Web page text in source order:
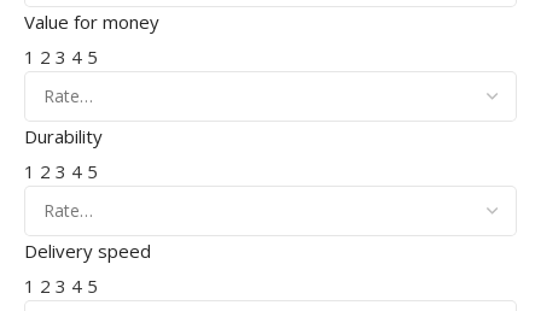
Value for money
1 2 3 4 5
Durability
1 2 3 4 5
Delivery speed
1 2 3 4 5